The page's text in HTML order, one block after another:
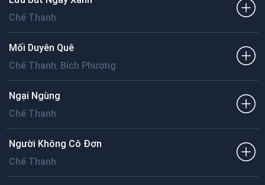
Chế Thanh
Mối Duyên Quê
Chế Thanh, Bích Phượng
Ngại Ngùng
Chế Thanh
Người Không Cô Đơn
Chế Thanh